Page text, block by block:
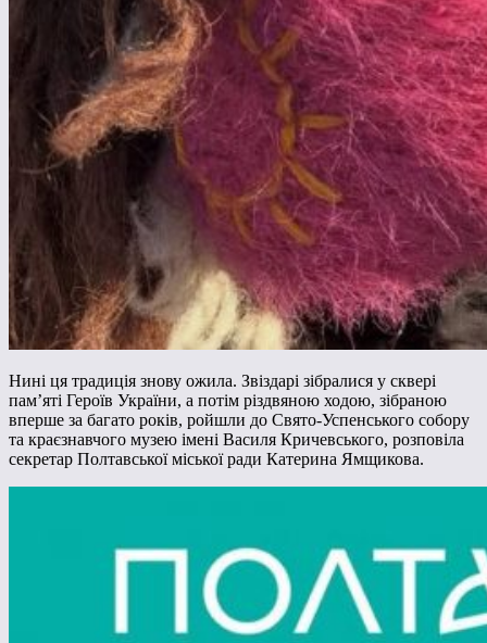
Нині ця традиція знову ожила. Звіздарі зібралися у сквері
памʼяті Героїв України, а потім різдвяною ходою, зібраною
вперше за багато років, ройшли до Свято-Успенського собору
та краєзнавчого музею імені Василя Кричевського, розповіла
секретар Полтавської міської ради Катерина Ямщикова.